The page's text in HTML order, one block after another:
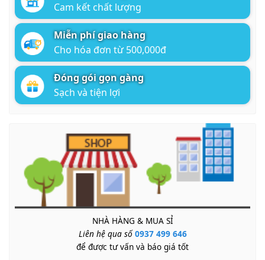
Cam kết chất lượng
Miễn phí giao hàng
Cho hóa đơn từ 500,000đ
Đóng gói gọn gàng
Sạch và tiện lợi
NHÀ HÀNG & MUA SỈ
Liên hệ qua số 0937 499 646
để được tư vấn và báo giá tốt